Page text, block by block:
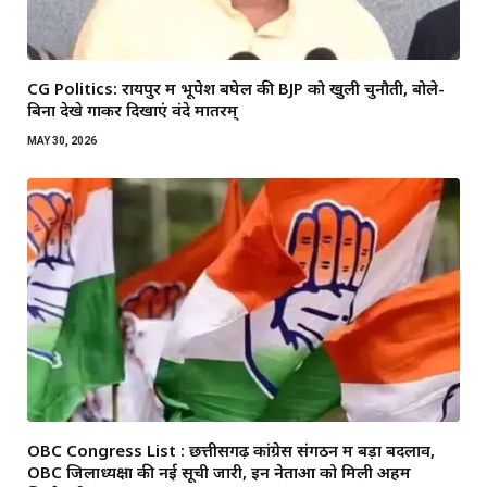
CG Politics: रायपुर में भूपेश बघेल की BJP को खुली चुनौती, बोले-
बिना देखे गाकर दिखाएं वंदे मातरम्
MAY 30, 2026
OBC Congress List : छत्तीसगढ़ कांग्रेस संगठन में बड़ा बदलाव,
OBC जिलाध्यक्षों की नई सूची जारी, इन नेताओं को मिली अहम